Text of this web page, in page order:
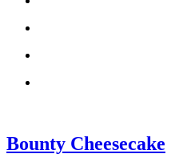
Bounty Cheesecake